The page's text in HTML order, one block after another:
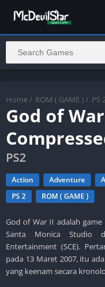
Home / ROM ( GAME ) / PS 2
God of
PS2
Action Adventure
PS 2
ROM ( GAME )
God of War II adalah
Santa Monica Studio
Entertainment (SCE).
pada 13 Maret 2007, itu
yang keenam secara